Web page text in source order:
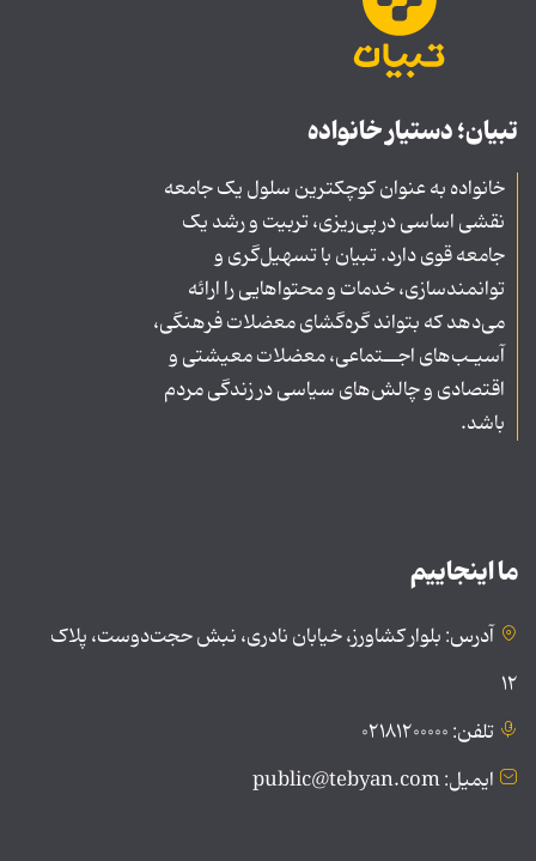
تبیان؛ دستیار خانواده
خانواده به عنوان کوچکترین سلول یک جامعه
نقشی اساسی در پی‌ریزی، تربیت و رشد یک
جامعه قوی دارد. تبیان با تسهیل‌گری و
توانمندسازی، خدمات و محتواهایی را ارائه
می‌دهد که بتواند گره‌گشای معضلات فرهنگی،
آسیـب‌های اجــتماعی، معضلات معیشتی و
اقتصادی و چالش‌های سیاسی در زندگی مردم
باشد.
ما اینجاییم
آدرس: بلوار کشاورز، خیابان نادری، نبش حجت‌دوست، پلاک
۱۲
تلفن: ۰۲۱۸۱۲۰۰۰۰۰
ایمیل: public@tebyan.com